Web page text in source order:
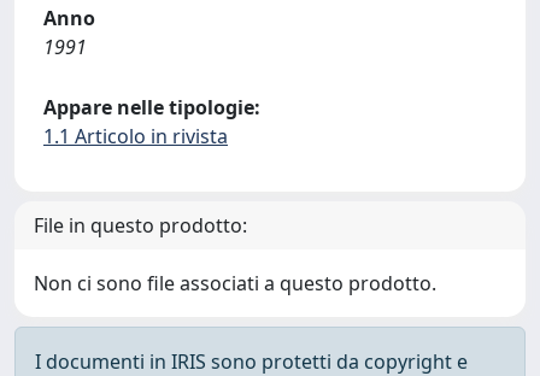
Anno
1991
Appare nelle tipologie:
1.1 Articolo in rivista
File in questo prodotto:
Non ci sono file associati a questo prodotto.
I documenti in IRIS sono protetti da copyright e